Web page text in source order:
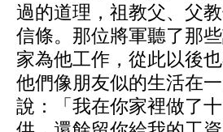
過的道理，祖教父、父
信條。那位將軍聽了那
家為他工作，從此以後
他們像朋友似的生活在
說：「我在你家裡做了